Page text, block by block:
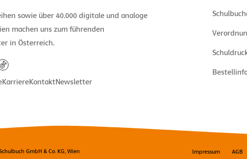
sowie über 40.000 digitale und analoge
machen uns zum führenden
in Österreich.
KarriereKontaktNewsletter
GmbH & Co. KG, Wien Impressum AGB